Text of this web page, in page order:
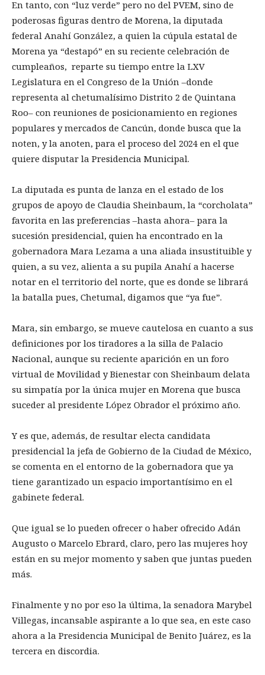
En tanto, con “luz verde” pero no del PVEM, sino de
poderosas figuras dentro de Morena, la diputada
federal Anahí González, a quien la cúpula estatal de
Morena ya “destapó” en su reciente celebración de
cumpleaños, reparte su tiempo entre la LXV
Legislatura en el Congreso de la Unión –donde
representa al chetumalísimo Distrito 2 de Quintana
Roo– con reuniones de posicionamiento en regiones
populares y mercados de Cancún, donde busca que la
noten, y la anoten, para el proceso del 2024 en el que
quiere disputar la Presidencia Municipal.
La diputada es punta de lanza en el estado de los
grupos de apoyo de Claudia Sheinbaum, la “corcholata”
favorita en las preferencias –hasta ahora– para la
sucesión presidencial, quien ha encontrado en la
gobernadora Mara Lezama a una aliada insustituible y
quien, a su vez, alienta a su pupila Anahí a hacerse
notar en el territorio del norte, que es donde se librará
la batalla pues, Chetumal, digamos que “ya fue”.
Mara, sin embargo, se mueve cautelosa en cuanto a sus
definiciones por los tiradores a la silla de Palacio
Nacional, aunque su reciente aparición en un foro
virtual de Movilidad y Bienestar con Sheinbaum delata
su simpatía por la única mujer en Morena que busca
suceder al presidente López Obrador el próximo año.
Y es que, además, de resultar electa candidata
presidencial la jefa de Gobierno de la Ciudad de México,
se comenta en el entorno de la gobernadora que ya
tiene garantizado un espacio importantísimo en el
gabinete federal.
Que igual se lo pueden ofrecer o haber ofrecido Adán
Augusto o Marcelo Ebrard, claro, pero las mujeres hoy
están en su mejor momento y saben que juntas pueden
más.
Finalmente y no por eso la última, la senadora Marybel
Villegas, incansable aspirante a lo que sea, en este caso
ahora a la Presidencia Municipal de Benito Juárez, es la
tercera en discordia.